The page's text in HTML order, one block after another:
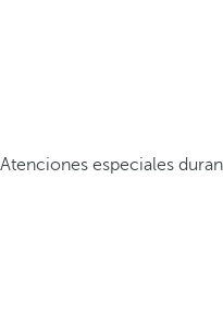
Atenciones especiales